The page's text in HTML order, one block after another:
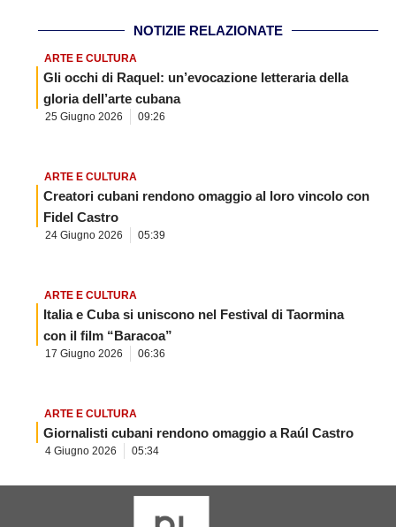
NOTIZIE RELAZIONATE
ARTE E CULTURA
Gli occhi di Raquel: un’evocazione letteraria della
gloria dell’arte cubana
25 Giugno 2026 09:26
ARTE E CULTURA
Creatori cubani rendono omaggio al loro vincolo con
Fidel Castro
24 Giugno 2026 05:39
ARTE E CULTURA
Italia e Cuba si uniscono nel Festival di Taormina
con il film “Baracoa”
17 Giugno 2026 06:36
ARTE E CULTURA
Giornalisti cubani rendono omaggio a Raúl Castro
4 Giugno 2026 05:34